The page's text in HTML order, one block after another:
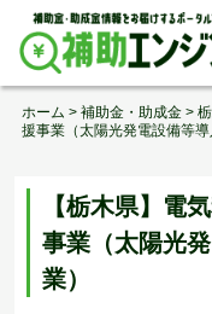
Skip
content
ホーム > 補助金・助成金 >
援事業（太陽光発電設備等導
【栃木県】電
事業（太陽光
業）